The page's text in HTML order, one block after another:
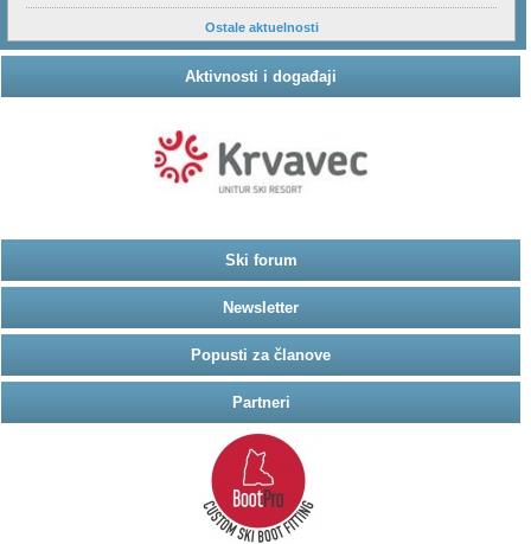
Ostale aktuelnosti
Aktivnosti i događaji
Ski forum
Newsletter
Popusti za članove
Partneri